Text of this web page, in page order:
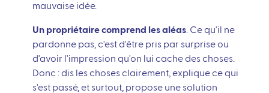
mauvaise idée.
Un propriétaire comprend les aléas . Ce qu'il ne
pardonne pas, c'est d'être pris par surprise ou
d'avoir l'impression qu'on lui cache des choses.
Donc : dis les choses clairement, explique ce qui
s'est passé, et surtout, propose une solution